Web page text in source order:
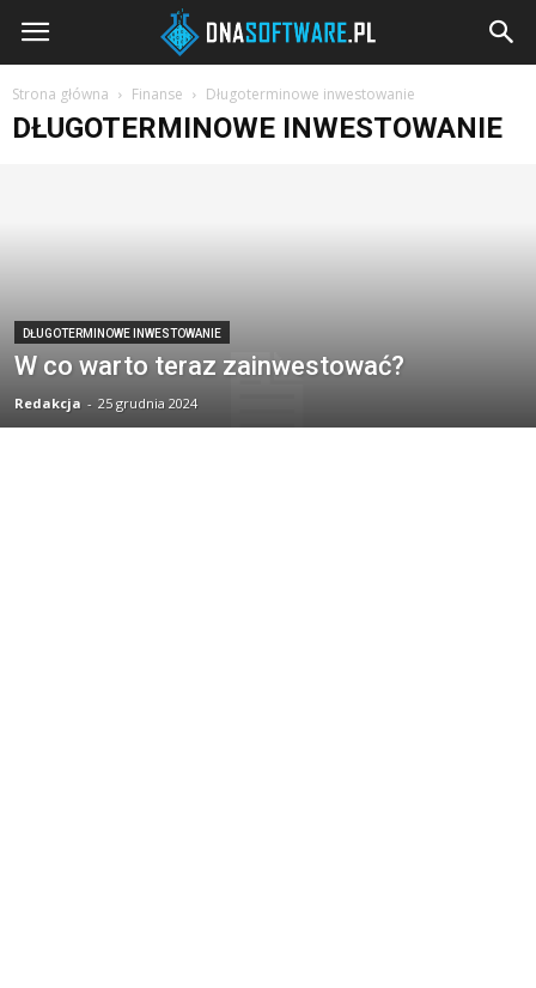
DNAsoftware.pl
Strona główna Finanse Długoterminowe inwestowanie
DŁUGOTERMINOWE INWESTOWANIE
DŁUGOTERMINOWE INWESTOWANIE
W co warto teraz zainwestować?
Redakcja - 25 grudnia 2024